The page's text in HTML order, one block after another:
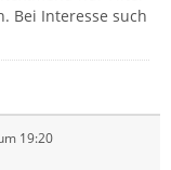
Bei Interesse such
19:20